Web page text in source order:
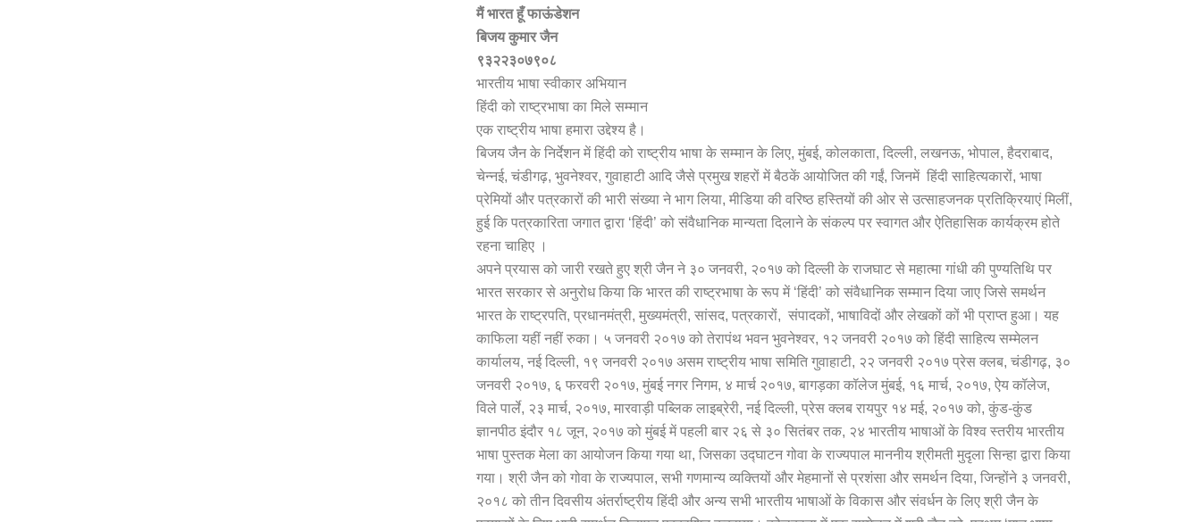
मैं भारत हूँ फाऊंडेशन
बिजय कुमार जैन
९३२२३०७९०८
भारतीय भाषा स्वीकार अभियान
हिंदी को राष्ट्रभाषा का मिले सम्मान
एक राष्ट्रीय भाषा हमारा उद्देश्य है।
बिजय जैन के निर्देशन में हिंदी को राष्ट्रीय भाषा के सम्मान के लिए, मुंबई, कोलकाता, दिल्ली, लखनऊ, भोपाल, हैदराबाद,
चेन्नई, चंडीगढ़, भुवनेश्वर, गुवाहाटी आदि जैसे प्रमुख शहरों में बैठकें आयोजित की गईं, जिनमें हिंदी साहित्यकारों, भाषा
प्रेमियों और पत्रकारों की भारी संख्या ने भाग लिया, मीडिया की वरिष्ठ हस्तियों की ओर से उत्साहजनक प्रतिक्रियाएं मिलीं,
हुई कि पत्रकारिता जगात द्वारा ‘हिंदी’ को संवैधानिक मान्यता दिलाने के संकल्प पर स्वागत और ऐतिहासिक कार्यक्रम होते
रहना चाहिए ।
अपने प्रयास को जारी रखते हुए श्री जैन ने ३० जनवरी, २०१७ को दिल्ली के राजघाट से महात्मा गांधी की पुण्यतिथि पर
भारत सरकार से अनुरोध किया कि भारत की राष्ट्रभाषा के रूप में ‘हिंदी’ को संवैधानिक सम्मान दिया जाए जिसे समर्थन
भारत के राष्ट्रपति, प्रधानमंत्री, मुख्यमंत्री, सांसद, पत्रकारों, संपादकों, भाषाविदों और लेखकों कों भी प्राप्त हुआ। यह
काफिला यहीं नहीं रुका। ५ जनवरी २०१७ को तेरापंथ भवन भुवनेश्वर, १२ जनवरी २०१७ को हिंदी साहित्य सम्मेलन
कार्यालय, नई दिल्ली, १९ जनवरी २०१७ असम राष्ट्रीय भाषा समिति गुवाहाटी, २२ जनवरी २०१७ प्रेस क्लब, चंडीगढ़, ३०
जनवरी २०१७, ६ फरवरी २०१७, मुंबई नगर निगम, ४ मार्च २०१७, बागड़का कॉलेज मुंबई, १६ मार्च, २०१७, ऐय कॉलेज,
विले पार्ले, २३ मार्च, २०१७, मारवाड़ी पब्लिक लाइब्रेरी, नई दिल्ली, प्रेस क्लब रायपुर १४ मई, २०१७ को, कुंड-कुंड
ज्ञानपीठ इंदौर १८ जून, २०१७ को मुंबई में पहली बार २६ से ३० सितंबर तक, २४ भारतीय भाषाओं के विश्व स्तरीय भारतीय
भाषा पुस्तक मेला का आयोजन किया गया था, जिसका उद्घाटन गोवा के राज्यपाल माननीय श्रीमती मुदृला सिन्हा द्वारा किया
गया। श्री जैन को गोवा के राज्यपाल, सभी गणमान्य व्यक्तियों और मेहमानों से प्रशंसा और समर्थन दिया, जिन्होंने ३ जनवरी,
२०१८ को तीन दिवसीय अंतर्राष्ट्रीय हिंदी और अन्य सभी भारतीय भाषाओं के विकास और संवर्धन के लिए श्री जैन के